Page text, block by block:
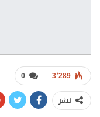
0 3٬289
نشر